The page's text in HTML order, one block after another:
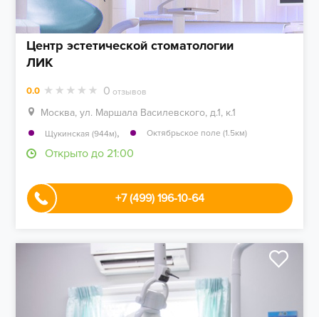
Центр эстетической стоматологии
ЛИК
0.0 0 отзывов
Москва, ул. Маршала Василевского, д.1, к.1
Щукинская (944м), Октябрьское поле (1.5км)
Открыто до 21:00
+7 (499) 196-10-64